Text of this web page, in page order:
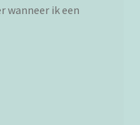
wanneer ik een